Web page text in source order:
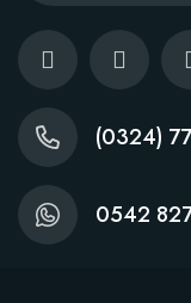
(0324)
0542